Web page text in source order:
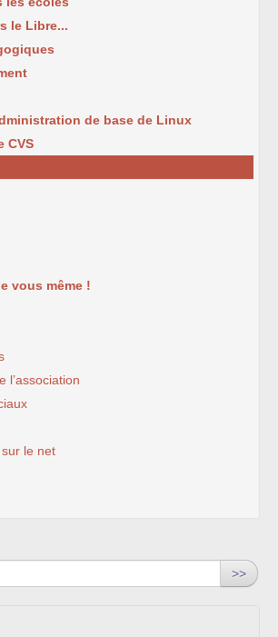
le Libre...
de base de Linux
CVS
vous même !
l’association
le net
>>